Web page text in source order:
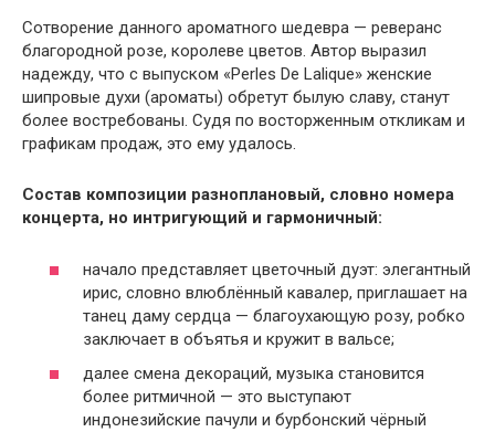
Сотворение данного ароматного шедевра — реверанс
благородной розе, королеве цветов. Автор выразил
надежду, что с выпуском «Perles De Lalique» женские
шипровые духи (ароматы) обретут былую славу, станут
более востребованы. Судя по восторженным откликам и
графикам продаж, это ему удалось.
Состав композиции разноплановый, словно номера
концерта, но интригующий и гармоничный:
начало представляет цветочный дуэт: элегантный
ирис, словно влюблённый кавалер, приглашает на
танец даму сердца — благоухающую розу, робко
заключает в объятья и кружит в вальсе;
далее смена декораций, музыка становится
более ритмичной — это выступают
индонезийские пачули и бурбонский чёрный